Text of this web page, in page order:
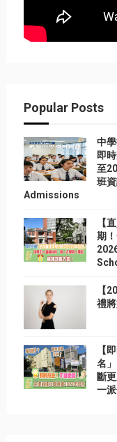
Popular Posts
中
即
至
班
Admissions
【
期
【
禮
【
名
斷
一